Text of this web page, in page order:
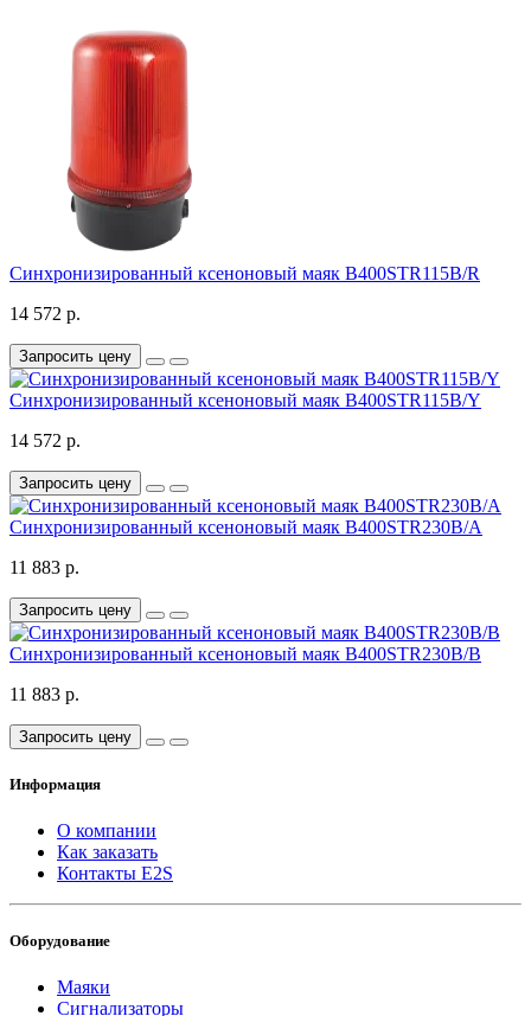
Синхронизированный ксеноновый маяк B400STR115B/R
14 572 р.
Запросить цену
Синхронизированный ксеноновый маяк B400STR115B/Y
14 572 р.
Запросить цену
Синхронизированный ксеноновый маяк B400STR230B/A
11 883 р.
Запросить цену
Синхронизированный ксеноновый маяк B400STR230B/B
11 883 р.
Запросить цену
Информация
О компании
Как заказать
Контакты E2S
Оборудование
Маяки
Сигнализаторы